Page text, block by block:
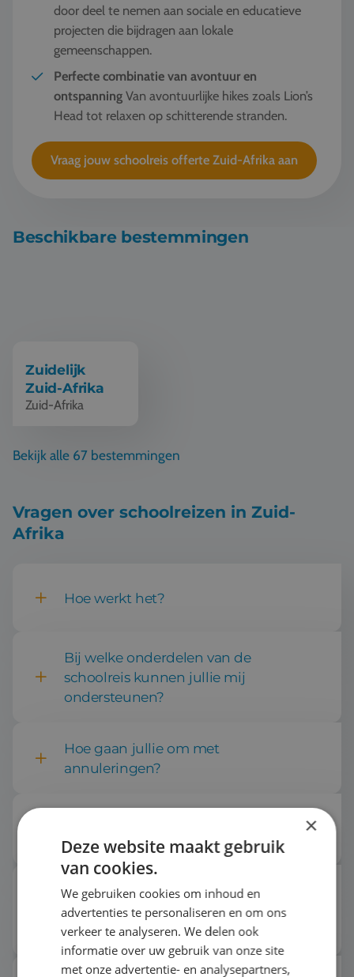
door deel te nemen aan sociale en educatieve
projecten die bijdragen aan lokale
gemeenschappen.
Perfecte combinatie van avontuur en
ontspanning Van avontuurlijke hikes zoals Lion’s
Head tot relaxen op schitterende stranden.
Vraag jouw schoolreis offerte Zuid-Afrika aan
Beschikbare bestemmingen
Zuidelijk
Zuid-Afrika
Zuid-Afrika
Bekijk alle 67 bestemmingen
Vragen over schoolreizen in Zuid-
Afrika
Hoe werkt het?
Bij welke onderdelen van de
schoolreis kunnen jullie mij
ondersteunen?
vervoer en accommodatie
Hoe gaan jullie om met
annuleringen?
vrijwillige ouderbijdrage?
Hoe wordt de veiligheid van de
leerlingen gegarandeerd tijdens de
reis?
×
Deze website maakt gebruik
van cookies.
We gebruiken cookies om inhoud en
advertenties te personaliseren en om ons
verkeer te analyseren. We delen ook
informatie over uw gebruik van onze site
met onze advertentie- en analysepartners,